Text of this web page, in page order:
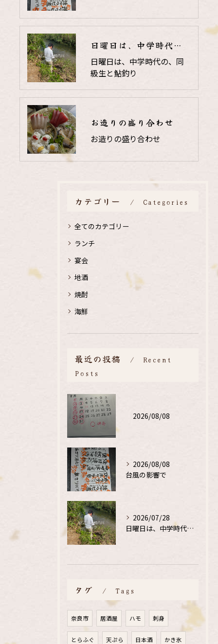
日曜日は、中学時代の、同級生と鮎釣り
日曜日は、中学時代の、同
級生と鮎釣り
お造りの盛り合わせ
お造りの盛り合わせ
カテゴリー Categories
全てのカテゴリー
ランチ
宴会
地酒
焼酎
海鮮
最近の投稿
Recent
Posts
2026/08/08
2026/08/08
台風の影響で
2026/07/28
日曜日は、中学時代の、同級生と鮎釣り
タグ Tags
奈良市 居酒屋 ハモ 刺身
とらふぐ 天ぷら 日本酒 かき氷